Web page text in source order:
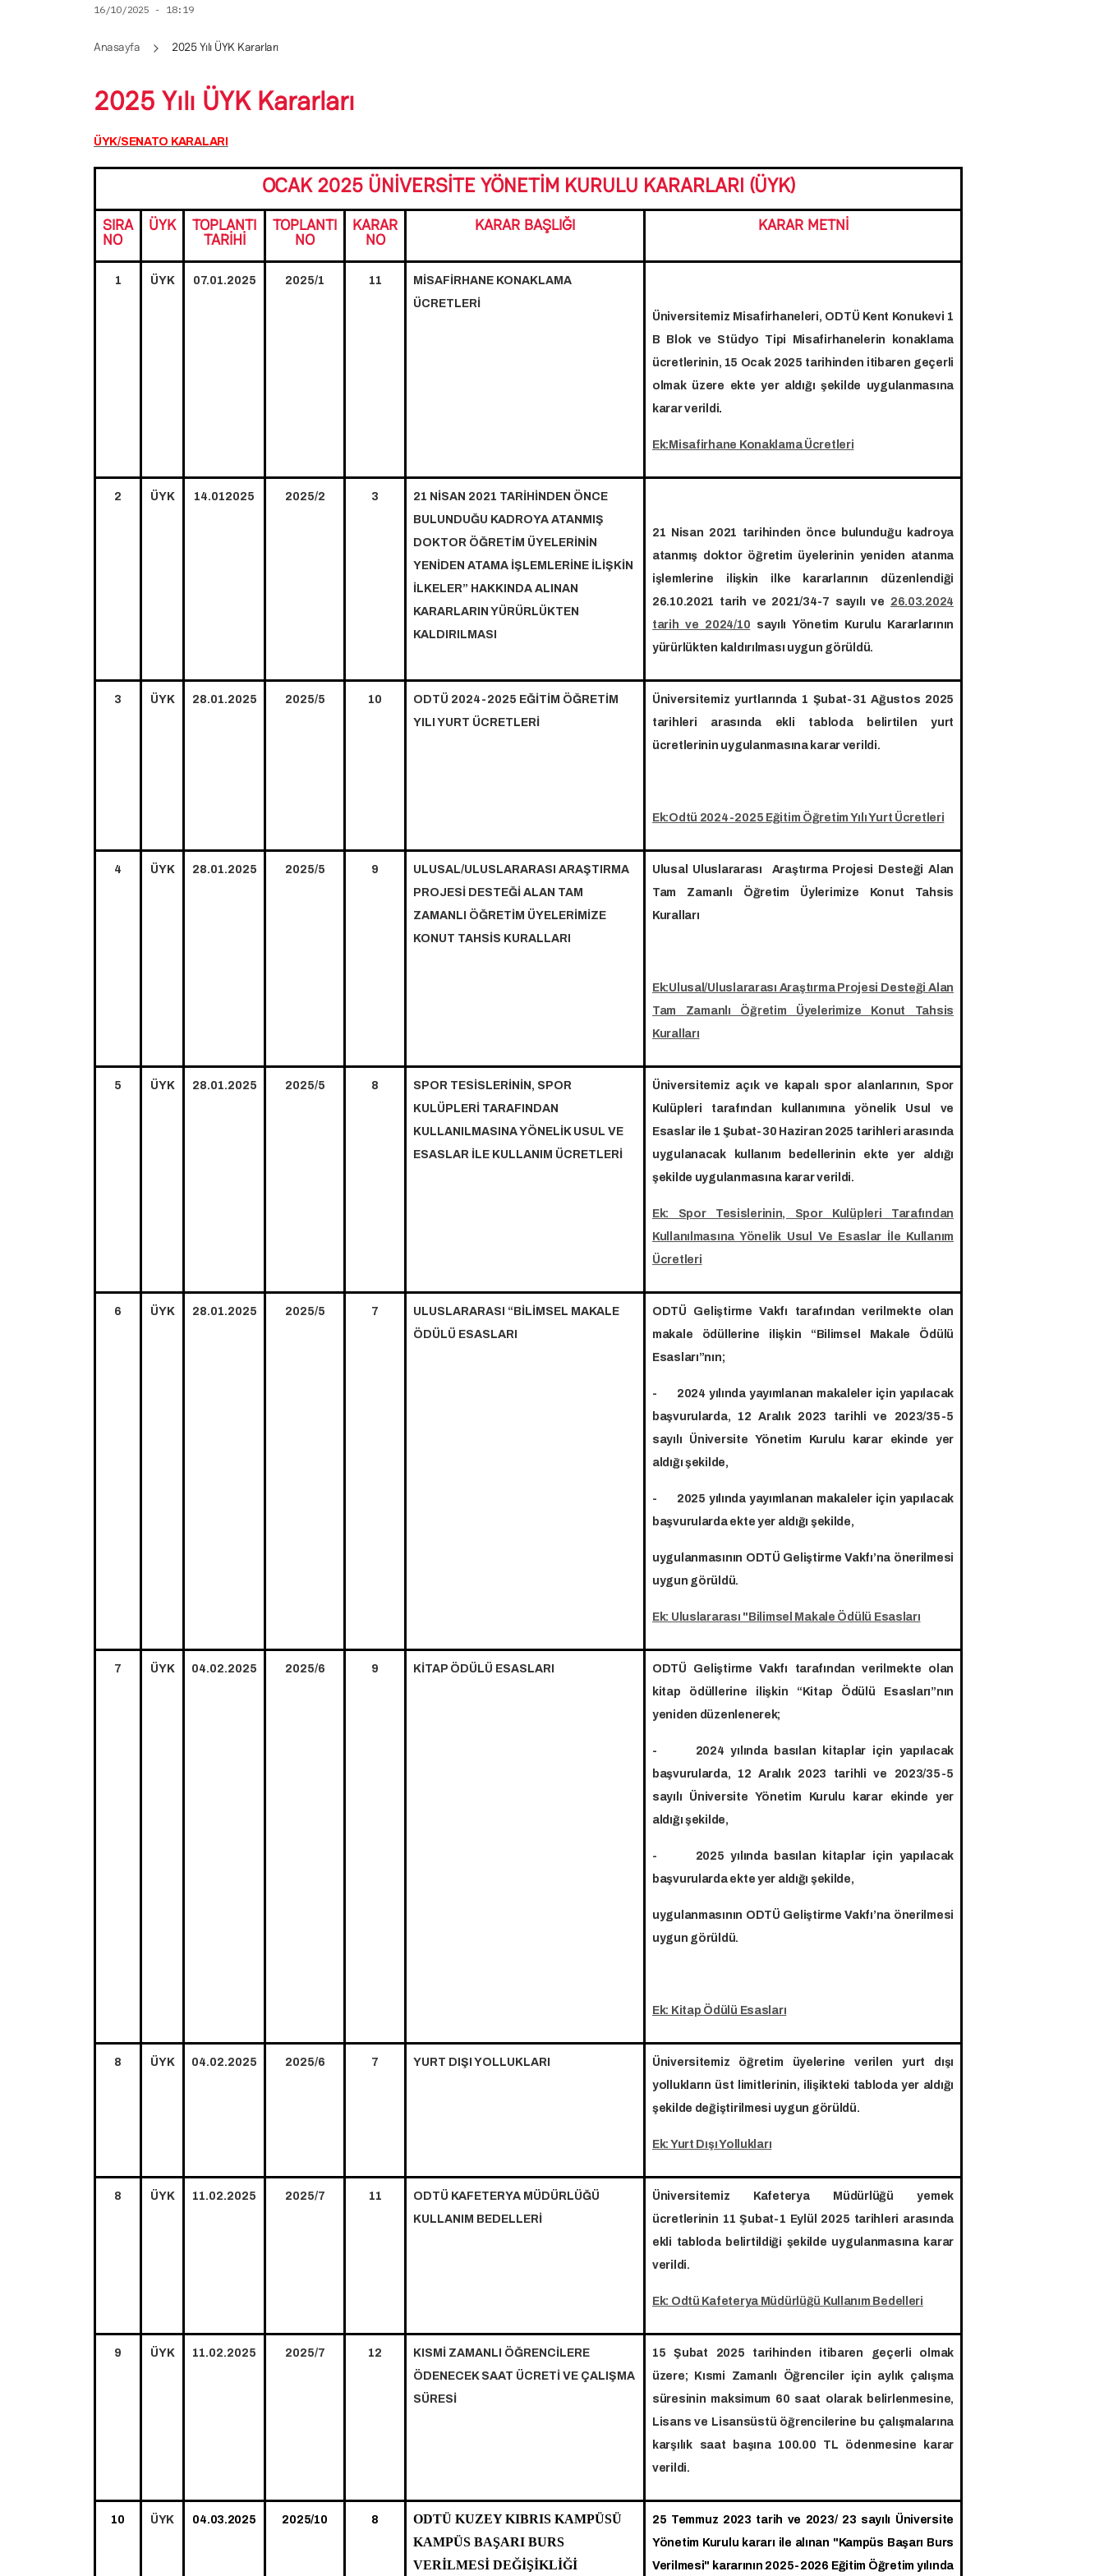
Anasayfa 2025 Yılı ÜYK Kararları
2025 Yılı ÜYK Kararları
ÜYK/SENATO KARALARI
OCAK 2025 ÜNİVERSİTE YÖNETİM KURULU KARARLARI (ÜYK)
SIRA
NO
ÜYK TOPLANTI
TARİHİ
TOPLANTI
NO
KARAR
NO
KARAR BAŞLIĞI KARAR METNİ
1 ÜYK 07.01.2025 2025/1 11
MİSAFİRHANE KONAKLAMA
ÜCRETLERİ
Üniversitemiz Misafirhaneleri, ODTÜ Kent Konukevi 1
B Blok ve Stüdyo Tipi Misafirhanelerin konaklama
ücretlerinin, 15 Ocak 2025 tarihinden itibaren geçerli
olmak üzere ekte yer aldığı şekilde uygulanmasına
karar verildi.
Ek:Misafirhane Konaklama Ücretleri
2 ÜYK 14.012025 2025/2 3
21 NİSAN 2021 TARİHİNDEN ÖNCE
BULUNDUĞU KADROYA ATANMIŞ
DOKTOR ÖĞRETİM ÜYELERİNİN
YENİDEN ATAMA İŞLEMLERİNE İLİŞKİN
İLKELER” HAKKINDA ALINAN
KARARLARIN YÜRÜRLÜKTEN
KALDIRILMASI
21 Nisan 2021 tarihinden önce bulunduğu kadroya
atanmış doktor öğretim üyelerinin yeniden atanma
işlemlerine ilişkin ilke kararlarının düzenlendiği
26.10.2021 tarih ve 2021/34-7 sayılı ve 26.03.2024
tarih ve 2024/10 sayılı Yönetim Kurulu Kararlarının
yürürlükten kaldırılması uygun görüldü.
3 ÜYK 28.01.2025 2025/5 10
ODTÜ 2024-2025 EĞİTİM ÖĞRETİM
YILI YURT ÜCRETLERİ
Üniversitemiz yurtlarında 1 Şubat-31 Ağustos 2025
tarihleri arasında ekli tabloda belirtilen yurt
ücretlerinin uygulanmasına karar verildi.
Ek:Odtü 2024-2025 Eğitim Öğretim Yılı Yurt Ücretleri
4 ÜYK 28.01.2025 2025/5 9
ULUSAL/ULUSLARARASI ARAŞTIRMA
PROJESİ DESTEĞİ ALAN TAM
ZAMANLI ÖĞRETİM ÜYELERİMİZE
KONUT TAHSİS KURALLARI
Ulusal Uluslararası Araştırma Projesi Desteği Alan
Tam Zamanlı Öğretim Üylerimize Konut Tahsis
Kuralları
Ek:Ulusal/Uluslararası Araştırma Projesi Desteği Alan
Tam Zamanlı Öğretim Üyelerimize Konut Tahsis
Kuralları
5 ÜYK 28.01.2025 2025/5 8
SPOR TESİSLERİNİN, SPOR
KULÜPLERİ TARAFINDAN
KULLANILMASINA YÖNELİK USUL VE
ESASLAR İLE KULLANIM ÜCRETLERİ
Üniversitemiz açık ve kapalı spor alanlarının, Spor
Kulüpleri tarafından kullanımına yönelik Usul ve
Esaslar ile 1 Şubat-30 Haziran 2025 tarihleri arasında
uygulanacak kullanım bedellerinin ekte yer aldığı
şekilde uygulanmasına karar verildi.
Ek: Spor Tesislerinin, Spor Kulüpleri Tarafından
Kullanılmasına Yönelik Usul Ve Esaslar İle Kullanım
Ücretleri
6 ÜYK 28.01.2025 2025/5 7
ULUSLARARASI “BİLİMSEL MAKALE
ÖDÜLÜ ESASLARI
ODTÜ Geliştirme Vakfı tarafından verilmekte olan
makale ödüllerine ilişkin “Bilimsel Makale Ödülü
Esasları”nın;
- 2024 yılında yayımlanan makaleler için yapılacak
başvurularda, 12 Aralık 2023 tarihli ve 2023/35-5
sayılı Üniversite Yönetim Kurulu karar ekinde yer
aldığı şekilde,
- 2025 yılında yayımlanan makaleler için yapılacak
başvurularda ekte yer aldığı şekilde,
uygulanmasının ODTÜ Geliştirme Vakfı’na önerilmesi
uygun görüldü.
Ek: Uluslararası "Bilimsel Makale Ödülü Esasları
7 ÜYK 04.02.2025 2025/6 9 KİTAP ÖDÜLÜ ESASLARI
ODTÜ Geliştirme Vakfı tarafından verilmekte olan
kitap ödüllerine ilişkin “Kitap Ödülü Esasları”nın
yeniden düzenlenerek;
- 2024 yılında basılan kitaplar için yapılacak
başvurularda, 12 Aralık 2023 tarihli ve 2023/35-5
sayılı Üniversite Yönetim Kurulu karar ekinde yer
aldığı şekilde,
- 2025 yılında basılan kitaplar için yapılacak
başvurularda ekte yer aldığı şekilde,
uygulanmasının ODTÜ Geliştirme Vakfı’na önerilmesi
uygun görüldü.
Ek: Kitap Ödülü Esasları
8 ÜYK 04.02.2025 2025/6 7 YURT DIŞI YOLLUKLARI
Üniversitemiz öğretim üyelerine verilen yurt dışı
yollukların üst limitlerinin, ilişikteki tabloda yer aldığı
şekilde değiştirilmesi uygun görüldü.
Ek: Yurt Dışı Yollukları
8 ÜYK 11.02.2025 2025/7 11
ODTÜ KAFETERYA MÜDÜRLÜĞÜ
KULLANIM BEDELLERİ
Üniversitemiz Kafeterya Müdürlüğü yemek
ücretlerinin 11 Şubat-1 Eylül 2025 tarihleri arasında
ekli tabloda belirtildiği şekilde uygulanmasına karar
verildi.
Ek: Odtü Kafeterya Müdürlüğü Kullanım Bedelleri
9 ÜYK 11.02.2025 2025/7 12
KISMİ ZAMANLI ÖĞRENCİLERE
ÖDENECEK SAAT ÜCRETİ VE ÇALIŞMA
SÜRESİ
15 Şubat 2025 tarihinden itibaren geçerli olmak
üzere; Kısmi Zamanlı Öğrenciler için aylık çalışma
süresinin maksimum 60 saat olarak belirlenmesine,
Lisans ve Lisansüstü öğrencilerine bu çalışmalarına
karşılık saat başına 100.00 TL ödenmesine karar
verildi.
10 ÜYK 04.03.2025 2025/10 8
ODTÜ KUZEY KIBRIS KAMPÜSÜ
KAMPÜS BAŞARI BURS
VERİLMESİ DEĞİŞİKLİĞİ
25 Temmuz 2023 tarih ve 2023/ 23 sayılı Üniversite
Yönetim Kurulu kararı ile alınan "Kampüs Başarı Burs
Verilmesi" kararının 2025-2026 Eğitim Öğretim yılında
16/10/2025 - 18:19